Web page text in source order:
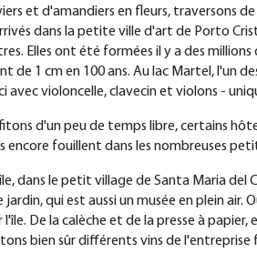
et d'amandiers en fleurs, traversons
dans la petite ville d'art de Porto
Elles ont été formées il y a des
1 cm en 100 ans. Au lac Martel, l'un
violoncelle, clavecin et violons -
d'un peu de temps libre, certains
fouillent dans les nombreuses
dans le petit village de Santa Maria del
qui est aussi un musée en plein
De la calèche et de la presse à
bien sûr différents vins de